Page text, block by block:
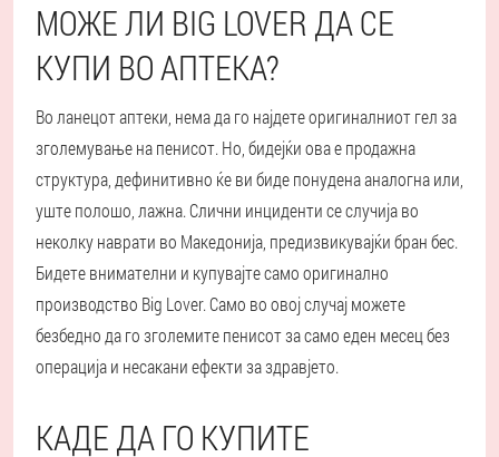
МОЖЕ ЛИ BIG LOVER ДА СЕ
КУПИ ВО АПТЕКА?
Во ланецот аптеки, нема да го најдете оригиналниот гел за
зголемување на пенисот. Но, бидејќи ова е продажна
структура, дефинитивно ќе ви биде понудена аналогна или,
уште полошо, лажна. Слични инциденти се случија во
неколку наврати во Македонија, предизвикувајќи бран бес.
Бидете внимателни и купувајте само оригинално
производство Big Lover. Само во овој случај можете
безбедно да го зголемите пенисот за само еден месец без
операција и несакани ефекти за здравјето.
КАДЕ ДА ГО КУПИТЕ